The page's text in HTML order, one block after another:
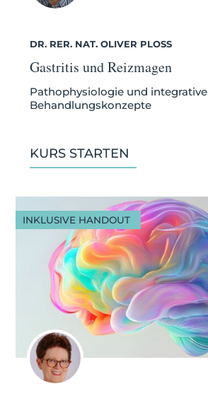
DR. RER. NAT. OLIVER PLOSS
Gastritis und Reizmagen
Pathophysiologie und integrative
Behandlungskonzepte
KURS STARTEN
INKLUSIVE HANDOUT